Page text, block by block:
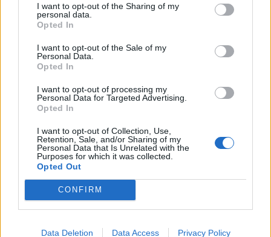
I want to opt-out of the Sharing of my
personal data.
Opted In
I want to opt-out of the Sale of my
Personal Data.
Opted In
I want to opt-out of processing my
Personal Data for Targeted Advertising.
Opted In
I want to opt-out of Collection, Use,
Retention, Sale, and/or Sharing of my
Personal Data that Is Unrelated with the
Purposes for which it was collected.
Opted Out
CONFIRM
Data Deletion Data Access Privacy Policy
ΑΠΟΨΕΙΣ
ο ΣΥΡΙΖΑ και οι Κιλκισιώτες